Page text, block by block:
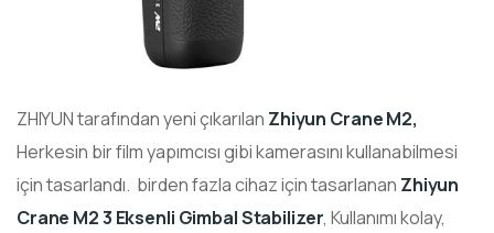
ZHIYUN tarafından yeni çıkarılan Zhiyun Crane M2,
Herkesin bir film yapımcısı gibi kamerasını kullanabilmesi
için tasarlandı. birden fazla cihaz için tasarlanan Zhiyun
Crane M2 3 Eksenli Gimbal Stabilizer, Kullanımı kolay,